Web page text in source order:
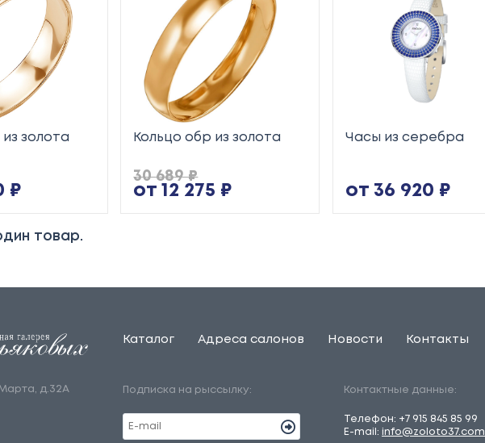
золота
₽
Кольцо обр из золота
от 12 275 ₽
30 689 ₽
Часы из серебра
от 36 920 ₽
товар.
Марта, д.32А
Каталог Адреса салонов Новости Контакты
Подписка на рыссылку: Контактные данные:
Телефон: +7 915 845 85 99
E-mail: info@zoloto37.com